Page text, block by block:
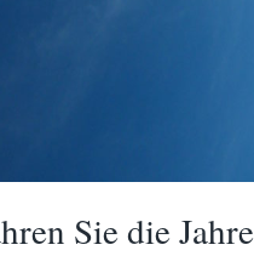
Sie die